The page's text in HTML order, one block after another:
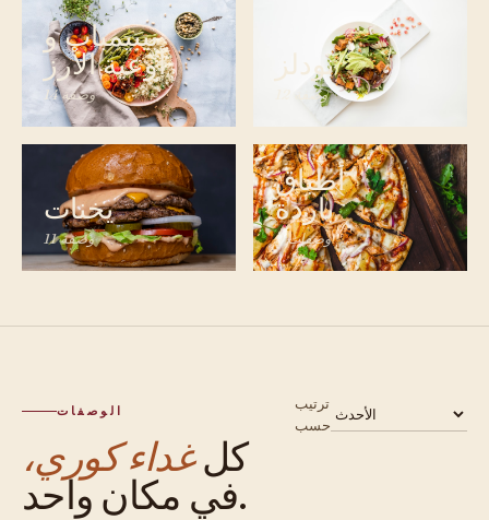
بيبيمباب و
أوعية الأرز
14 وصفة
نودلز
12 وصفة
يخنات
11 وصفة
أطباق
باردة
9 وصفات
الوصفات
كلغداء كوري،
في مكان واحد.
ترتيب
حسب